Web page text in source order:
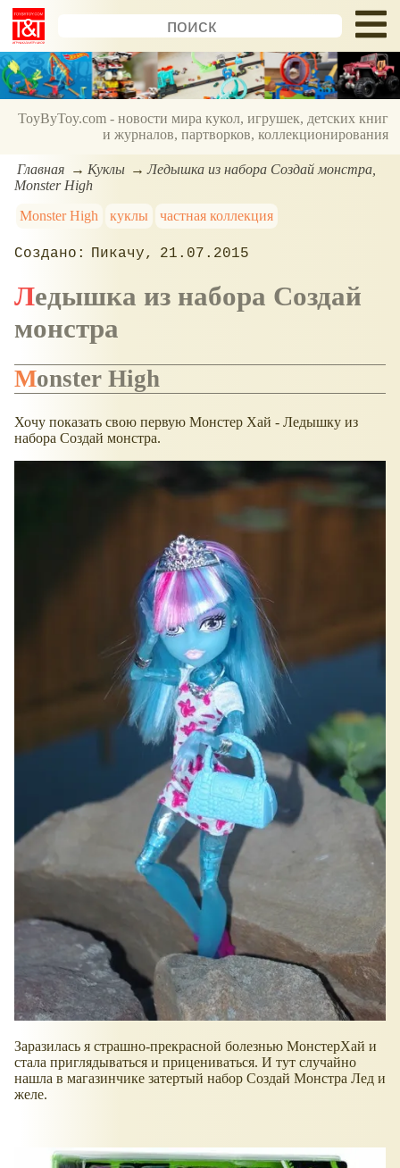
ToyByToy.com - новости мира кукол, игрушек, детских книг
и журналов, партворков, коллекционирования
Главная Куклы
Ледышка из набора Создай монстра,
Monster High
Monster High
куклы частная коллекция
Пикачу 21.07.2015
Ледышка из набора Создай
монстра
Monster High
Хочу показать свою первую Монстер Хай - Ледышку из
набора Создай монстра.
Заразилась я страшно-прекрасной болезнью МонстерХай и
стала приглядываться и прицениваться. И тут случайно
нашла в магазинчике затертый набор Создай Монстра Лед и
желе.